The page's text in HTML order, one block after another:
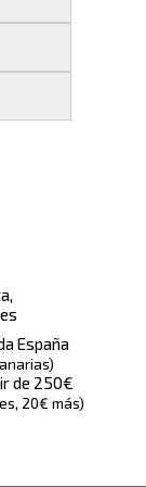
España
de 250€
20€ más)